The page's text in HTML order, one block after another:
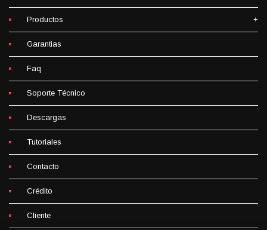
Productos
Garantias
Faq
Soporte Técnico
Descargas
Tutoriales
Contacto
Crédito
Cliente